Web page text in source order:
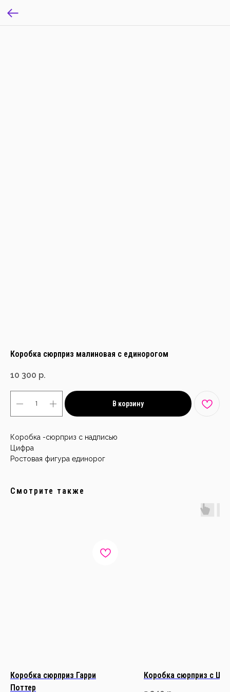
Коробка сюрприз малиновая с единорогом
10 300 р.
В корзину
Коробка -сюрприз с надписью
Цифра
Ростовая фигура единорог
Смотрите также
Коробка сюрприз Гарри
Поттер
Коробка сюрприз с